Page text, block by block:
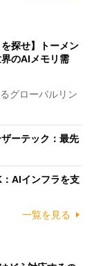
探せ】トーメン
のAIメモリ需
グローバルリン
ーテック：最先
：AIインフラを支
一覧を見る